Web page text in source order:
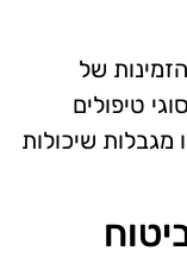
של
טיפולים
מגבלות שיכולות